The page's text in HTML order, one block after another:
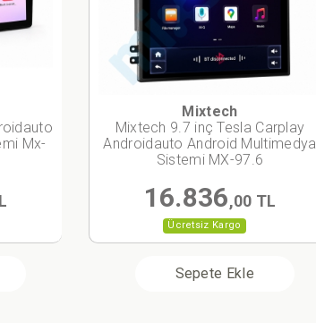
Mx-
Ücretsiz Kargo
Mixtech
Mixtech 9.7 inç Tesla Carplay
Androidauto Android Multimedya
Sistemi MX-97.6
16.836,00 TL
Sepete Ekle